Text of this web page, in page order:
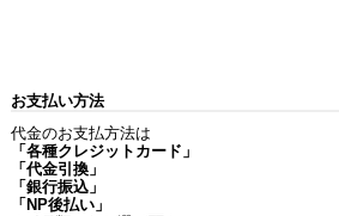
お支払い方法
代金のお支払方法は
「各種クレジットカード」
「代金引換」
「銀行振込」
「NP後払い」